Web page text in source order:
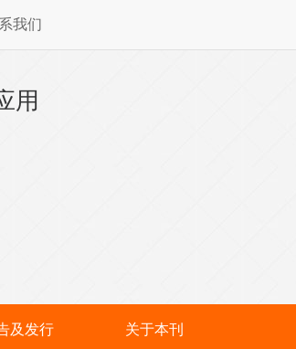
我们
用
及发行 关于本刊